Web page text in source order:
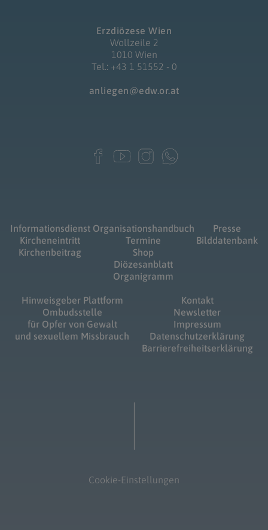
Erzdiözese Wien
Wollzeile 2
1010 Wien
Tel.: +43 1 51552 - 0
anliegen@edw.or.at
Informationsdienst
Kircheneintritt
Kirchenbeitrag
Organisationshandbuch
Termine
Shop
Diözesanblatt
Organigramm
Presse
Bilddatenbank
Hinweisgeber Plattform
Ombudsstelle
für Opfer von Gewalt
und sexuellem Missbrauch
Kontakt
Newsletter
Impressum
Datenschutzerklärung
Barrierefreiheitserklärung
Cookie-Einstellungen